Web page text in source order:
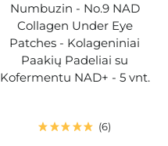
Numbuzin - No.9 NAD
Collagen Under Eye
Patches - Kolageniniai
Paakių Padeliai su
Kofermentu NAD+ - 5 vnt.
6